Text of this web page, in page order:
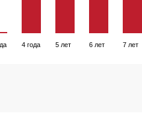
4 года 5 лет 6 лет 7 лет